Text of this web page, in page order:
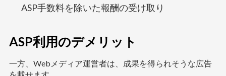
ASP手数料を除いた報酬の受け取り
ASP利用のデメリット
一方、Webメディア運営者は、成果を得られそうな広告